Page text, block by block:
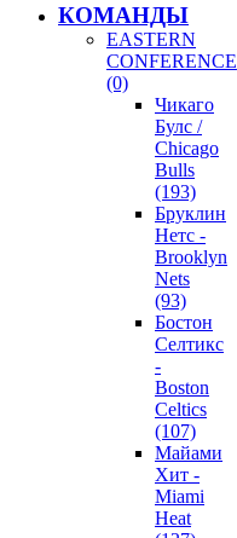
КОМАНДЫ
EASTERN
CONFERENCE
(0)
Чикаго
Булс /
Chicago
Bulls
(193)
Бруклин
Нетс -
Brooklyn
Nets
(93)
Бостон
Селтикс
-
Boston
Celtics
(107)
Майами
Хит -
Miami
Heat